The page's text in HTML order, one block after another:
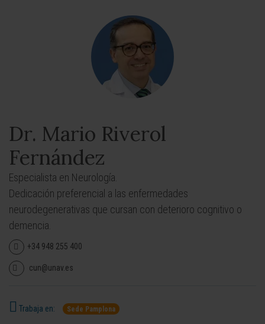
Dr. Mario Riverol
Fernández
Especialista en Neurología.
Dedicación preferencial a las enfermedades
neurodegenerativas que cursan con deterioro cognitivo o
demencia.
+34 948 255 400
cun@unav.es
Trabaja en: Sede Pamplona